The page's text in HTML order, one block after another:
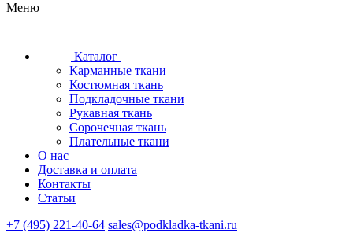
Меню
Каталог
Карманные ткани
Костюмная ткань
Подкладочные ткани
Рукавная ткань
Сорочечная ткань
Плательные ткани
О нас
Доставка и оплата
Контакты
Статьи
+7 (495) 221-40-64 sales@podkladka-tkani.ru